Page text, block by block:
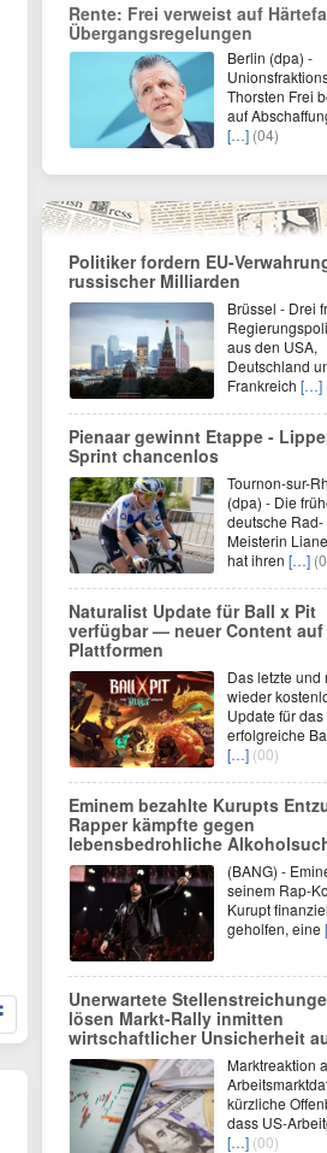
Rente: Frei verweist auf
Übergangsregelungen
Berlin (dpa) -
Thorsten Frei
auf
[…] (04)
Politiker fordern EU-
russischer Milliarden
Brüssel - Drei
aus den USA,
Deutschland
Frankreich […]
Pienaar gewinnt Etappe -
Sprint chancenlos
Tournon-sur-
(dpa) - Die
deutsche Rad-
Meisterin
hat ihren […]
Naturalist Update für Ball x Pit
verfügbar — neuer Content auf
Plattformen
Das letzte und
wieder
Update für das
erfolgreiche
[…] (00)
Eminem bezahlte Kurupts
Rapper kämpfte gegen
lebensbedrohliche
(BANG) -
seinem Rap-
Kurupt
geholfen, eine
Unerwartete
lösen Markt-Rally inmitten
wirtschaftlicher Unsicherheit
Marktreaktion
kürzliche
dass US-
[…] (00)